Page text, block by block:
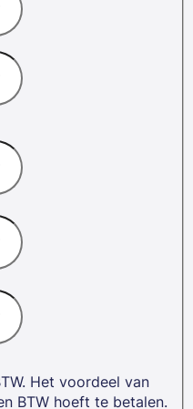
Het voordeel van
BTW hoeft te betalen.